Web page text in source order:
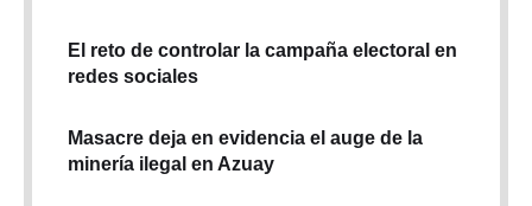
El reto de controlar la campaña electoral en
redes sociales
Masacre deja en evidencia el auge de la
minería ilegal en Azuay